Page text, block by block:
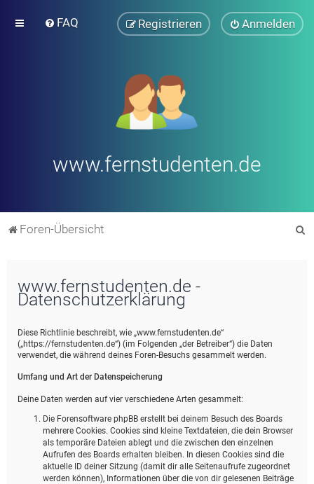
FAQ Anmelden
Registrieren
www.fernstudenten.de
Foren-Übersicht
www.fernstudenten.de -
Datenschutzerklärung
Diese Richtlinie beschreibt, wie „www.fernstudenten.de“
(„https://fernstudenten.de“) (im Folgenden „der Betreiber“) die Daten
verwendet, die während deines Foren-Besuchs gesammelt werden.
Umfang und Art der Datenspeicherung
Deine Daten werden auf vier verschiedene Arten gesammelt:
Die Forensoftware phpBB erstellt bei deinem Besuch des Boards
mehrere Cookies. Cookies sind kleine Textdateien, die dein Browser
als temporäre Dateien ablegt und die zwischen den einzelnen
Aufrufen des Boards erhalten bleiben. In diesen Cookies sind die
aktuelle ID deiner Sitzung (damit dir alle Seitenaufrufe zugeordnet
werden können), Informationen über die von dir gelesenen Beiträge